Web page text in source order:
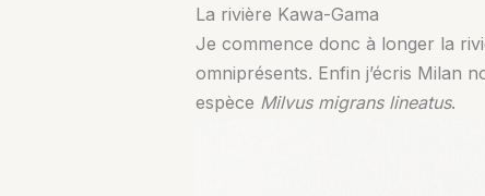
La rivière Kawa-Gama
Je commence donc à longer la
omniprésents. Enfin j’écris Milan
espèce Milvus migrans lineatus.